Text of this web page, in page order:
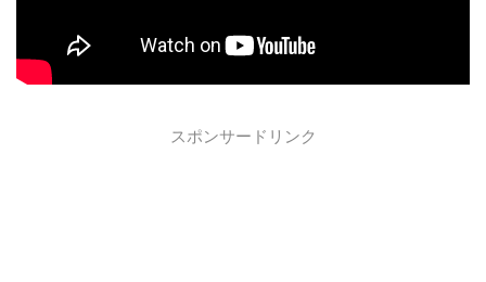
スポンサードリンク